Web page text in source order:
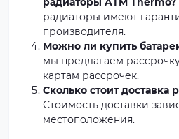
радиаторы имеют
производителя.
Можно ли купить
мы предлагаем
картам рассрочек.
Сколько стоит доставка
Стоимость доставки
местоположения.